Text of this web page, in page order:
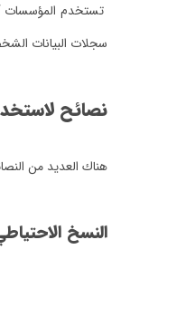
تستخدم المؤسسات
سجلات البيانات
نصائح
هناك العديد من
النسخ